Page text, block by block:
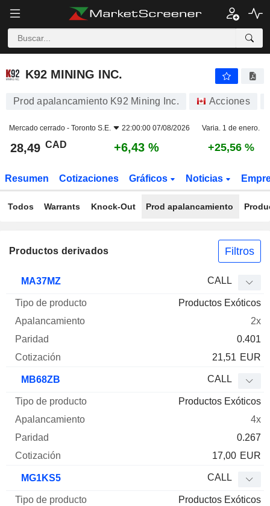
K92 MINING INC.
K92 MINING INC.
Prod apalancamiento K92 Mining Inc. Acciones
Mercado cerrado - Toronto S.E. 22:00:00 07/08/2026 Varia. 1 de enero.
28,49 CAD +6,43 % +25,56 %
Resumen Cotizaciones Gráficos Noticias
Todos Warrants Knock-Out Prod apalancamiento
Productos derivados Filtros
MA37MZ CALL
Productos Exóticos
2x
0.401
21,51 EUR
MB68ZB CALL
Productos Exóticos
4x
0.267
17,00 EUR
MG1KS5 CALL
Productos Exóticos